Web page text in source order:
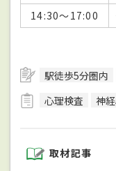
14:30～17:00
駅徒歩5分圏内
心理検査
神
取材記事